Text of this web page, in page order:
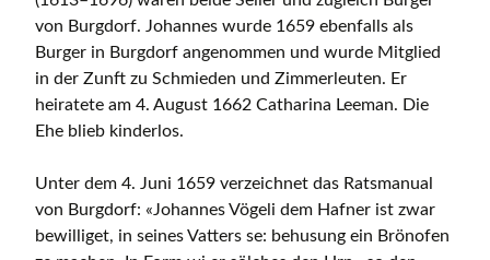
von Burgdorf. Johannes wurde 1659 ebenfalls als
Burger in Burgdorf angenommen und wurde Mitglied
in der Zunft zu Schmieden und Zimmerleuten. Er
heiratete am 4. August 1662 Catharina Leeman. Die
Ehe blieb kinderlos.
Unter dem 4. Juni 1659 verzeichnet das Ratsmanual
von Burgdorf: «Johannes Vögeli dem Hafner ist zwar
bewilliget, in seines Vatters se: behusung ein Brönofen